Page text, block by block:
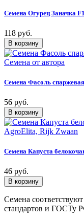
Семена Огурец Заначка
118 руб.
Семена Фасоль
56 руб.
Семена Капуста
46 руб.
Семена
стандартов и ГОСТу